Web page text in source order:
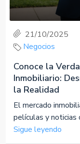
21/10/2025
Negocios
Conoce la
Inmobiliario:
la Realidad
El mercado
películas y noticias
Sigue leyendo